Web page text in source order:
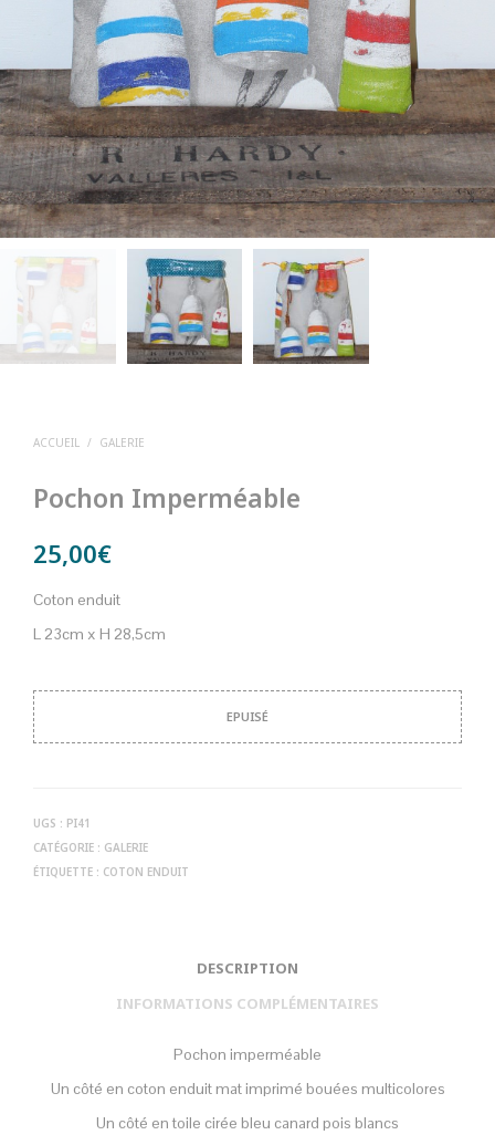
ACCUEIL / GALERIE
Pochon Imperméable
25,00€
Coton enduit
L 23cm x H 28,5cm
EPUISÉ
UGS : PI41
CATÉGORIE : GALERIE
ÉTIQUETTE : COTON ENDUIT
DESCRIPTION
INFORMATIONS COMPLÉMENTAIRES
Pochon imperméable
Un côté en coton enduit mat imprimé bouées multicolores
Un côté en toile cirée bleu canard pois blancs